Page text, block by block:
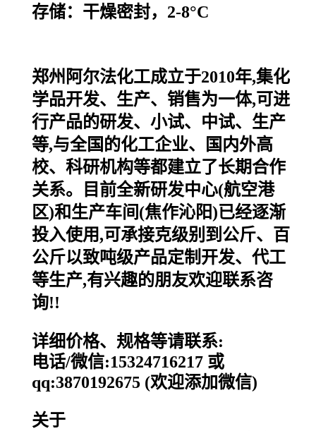
存储：干燥密封，2-8°C
郑州阿尔法化工成立于2010年,集化
学品开发、生产、销售为一体,可进
行产品的研发、小试、中试、生产
等,与全国的化工企业、国内外高
校、科研机构等都建立了长期合作
关系。目前全新研发中心(航空港
区)和生产车间(焦作沁阳)已经逐渐
投入使用,可承接克级别到公斤、百
公斤以致吨级产品定制开发、代工
等生产,有兴趣的朋友欢迎联系咨
询!!
详细价格、规格等请联系:
电话/微信:15324716217 或
qq:3870192675 (欢迎添加微信)
关于